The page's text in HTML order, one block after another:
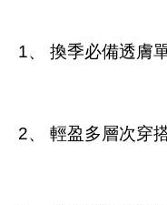
1、 換季必備透膚單
2、 輕盈多層次穿